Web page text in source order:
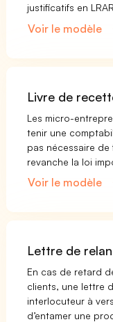
justificatifs en
Voir le modèle
Livre de
Les micro-
tenir une
pas nécessaire
revanche la loi
Voir le modèle
Lettre de
En cas de retard
clients, une lettre
interlocuteur à
d’entamer une